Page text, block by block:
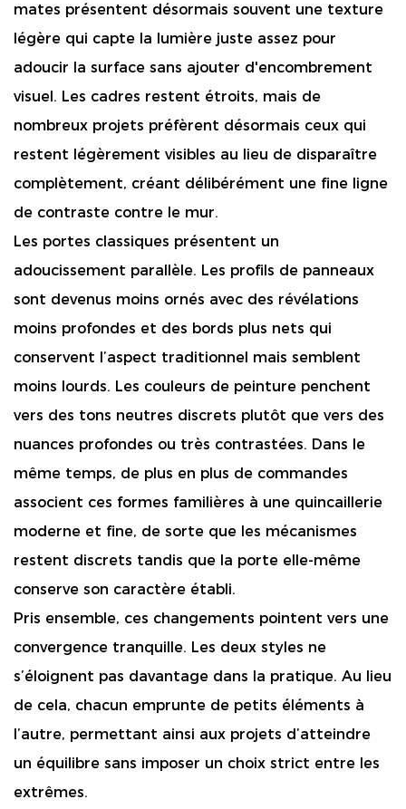
mates présentent désormais souvent une texture
légère qui capte la lumière juste assez pour
adoucir la surface sans ajouter d'encombrement
visuel. Les cadres restent étroits, mais de
nombreux projets préfèrent désormais ceux qui
restent légèrement visibles au lieu de disparaître
complètement, créant délibérément une fine ligne
de contraste contre le mur.
Les portes classiques présentent un
adoucissement parallèle. Les profils de panneaux
sont devenus moins ornés avec des révélations
moins profondes et des bords plus nets qui
conservent l’aspect traditionnel mais semblent
moins lourds. Les couleurs de peinture penchent
vers des tons neutres discrets plutôt que vers des
nuances profondes ou très contrastées. Dans le
même temps, de plus en plus de commandes
associent ces formes familières à une quincaillerie
moderne et fine, de sorte que les mécanismes
restent discrets tandis que la porte elle-même
conserve son caractère établi.
Pris ensemble, ces changements pointent vers une
convergence tranquille. Les deux styles ne
s’éloignent pas davantage dans la pratique. Au lieu
de cela, chacun emprunte de petits éléments à
l’autre, permettant ainsi aux projets d’atteindre
un équilibre sans imposer un choix strict entre les
extrêmes.